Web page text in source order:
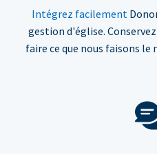
Intégrez facilement
gestion d'église.
faire ce que nous faisons le